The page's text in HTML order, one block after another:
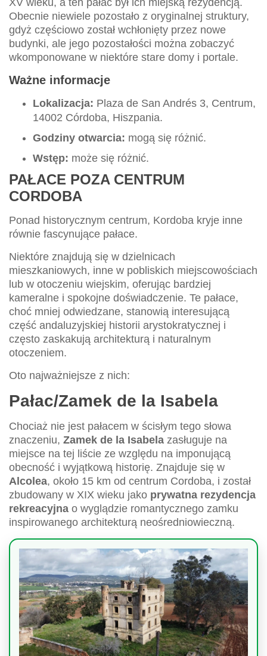
XV wieku, a ten pałac był ich miejską rezydencją.
Obecnie niewiele pozostało z oryginalnej struktury,
gdyż częściowo został wchłonięty przez nowe
budynki, ale jego pozostałości można zobaczyć
wkomponowane w niektóre stare domy i portale.
Ważne informacje
Lokalizacja: Plaza de San Andrés 3, Centrum,
14002 Córdoba, Hiszpania.
Godziny otwarcia: mogą się różnić.
Wstęp: może się różnić.
PAŁACE POZA CENTRUM
CORDOBA
Ponad historycznym centrum, Kordoba kryje inne
równie fascynujące pałace.
Niektóre znajdują się w dzielnicach
mieszkaniowych, inne w pobliskich miejscowościach
lub w otoczeniu wiejskim, oferując bardziej
kameralne i spokojne doświadczenie. Te pałace,
choć mniej odwiedzane, stanowią interesującą
część andaluzyjskiej historii arystokratycznej i
często zaskakują architekturą i naturalnym
otoczeniem.
Oto najważniejsze z nich:
Pałac/Zamek de la Isabela
Chociaż nie jest pałacem w ścisłym tego słowa
znaczeniu, Zamek de la Isabela zasługuje na
miejsce na tej liście ze względu na imponującą
obecność i wyjątkową historię. Znajduje się w
Alcolea, około 15 km od centrum Cordoba, i został
zbudowany w XIX wieku jako prywatna rezydencja
rekreacyjna o wyglądzie romantycznego zamku
inspirowanego architekturą neośredniowieczną.